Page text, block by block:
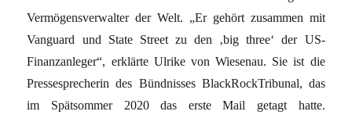
Vermögensverwalter der Welt. „Er gehört zusammen mit
Vanguard und State Street zu den ‚big three‘ der US-
Finanzanleger“, erklärte Ulrike von Wiesenau. Sie ist die
Pressesprecherin des Bündnisses BlackRockTribunal, das
im Spätsommer 2020 das erste Mail getagt hatte.